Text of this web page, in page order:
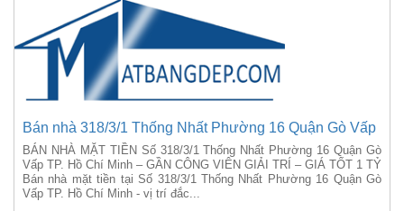
Bán nhà 318/3/1 Thống Nhất Phường 16 Quận Gò Vấp
BÁN NHÀ MẶT TIỀN Số 318/3/1 Thống Nhất Phường 16 Quận Gò
Vấp TP. Hồ Chí Minh – GẦN CÔNG VIÊN GIẢI TRÍ – GIÁ TỐT 1 TỶ
Bán nhà mặt tiền tại Số 318/3/1 Thống Nhất Phường 16 Quận Gò
Vấp TP. Hồ Chí Minh - vị trí đắc...